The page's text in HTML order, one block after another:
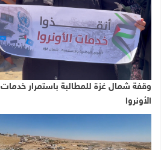
وقفة شمال غزة للمطالبة باستمرار خدمات
الأونروا